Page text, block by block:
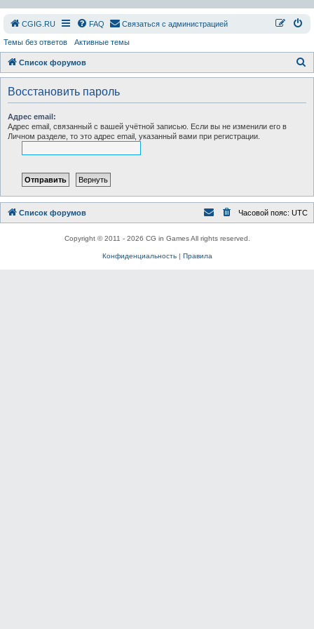
СGIG.RU FAQ Связаться с администрацией
Темы без ответов Активные темы
Список форумов
о
Восстановить пароль
Адрес email:
Адрес email, связанный с вашей учётной записью. Если вы не изменили его в
Личном разделе, то это адрес email, указанный вами при регистрации.
Список форумов Часовой пояс: UTC
Copyright © 2011 - 2026 CG in Games All rights reserved.
Конфиденциальность| Правила